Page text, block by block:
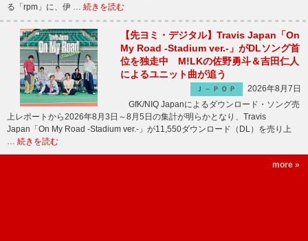
る「rpm」に、伊 … 続きを読む
【先ヨミ・デジタル】Travis Japan「On
My Road -Stadium ver.-」がDLソング首
位を独走中 M!LKの佐野勇斗＆吉田仁人
によるユニット曲が追う
Ｊ－ＰＯＰ
2026年8月7日
GfK/NIQ Japanによるダウンロード・ソング売
上レポートから2026年8月3日～8月5日の集計が明らかとなり、Travis
Japan「On My Road -Stadium ver.-」が11,550ダウンロード（DL）を売り上
… 続きを読む
more »